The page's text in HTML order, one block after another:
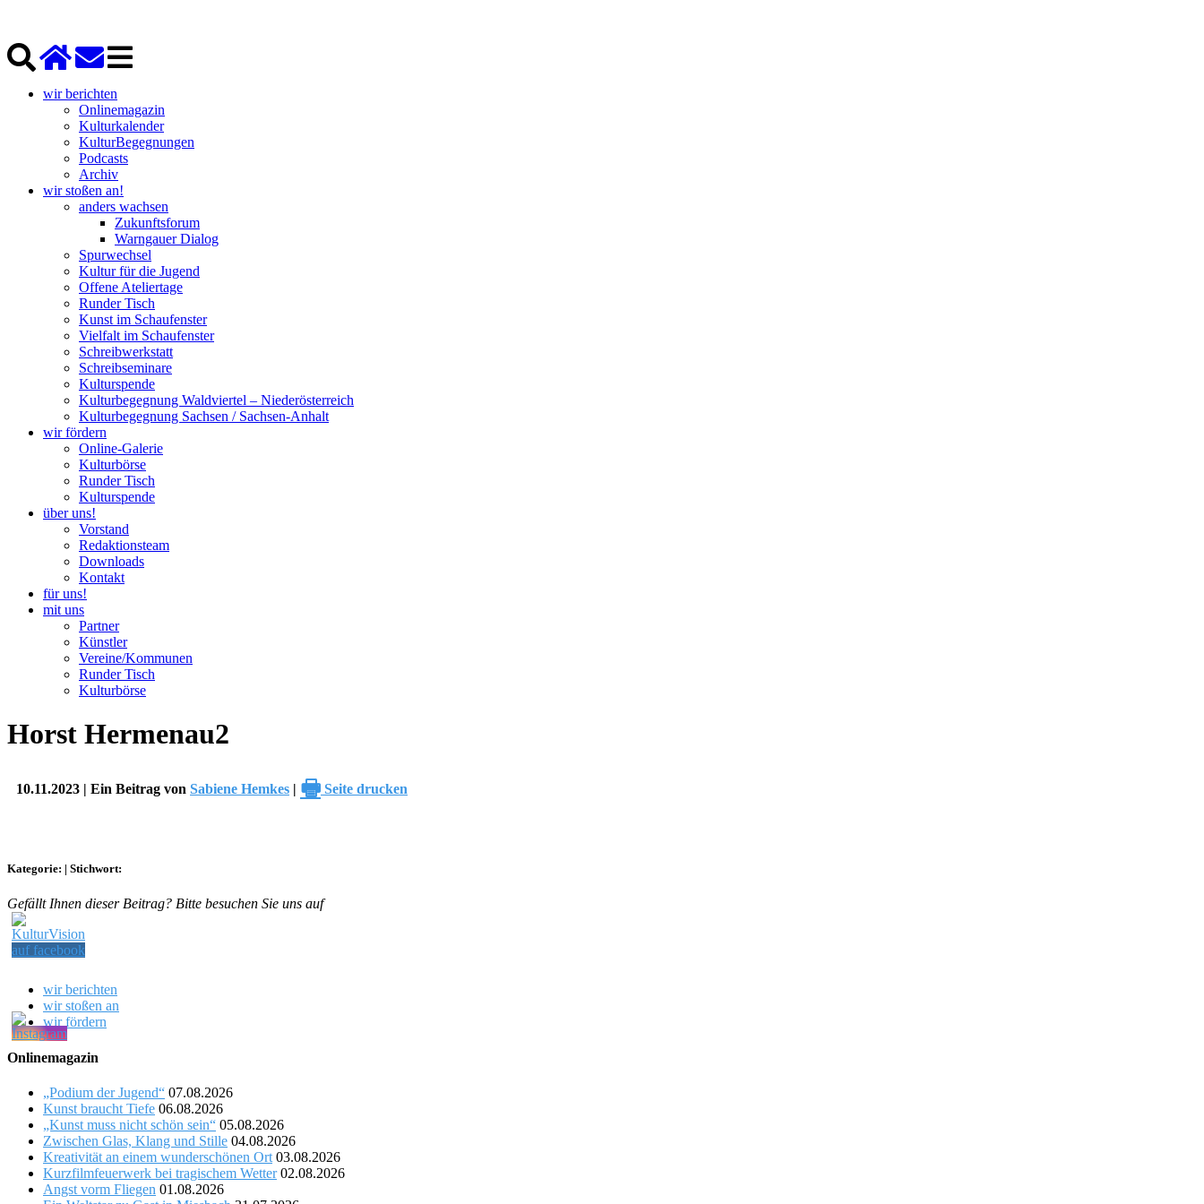
wir berichten
Onlinemagazin
Kulturkalender
KulturBegegnungen
Podcasts
Archiv
wir stoßen an!
anders wachsen
Zukunftsforum
Warngauer Dialog
Spurwechsel
Kultur für die Jugend
Offene Ateliertage
Runder Tisch
Kunst im Schaufenster
Vielfalt im Schaufenster
Schreibwerkstatt
Schreibseminare
Kulturspende
Kulturbegegnung Waldviertel – Niederösterreich
Kulturbegegnung Sachsen / Sachsen-Anhalt
wir fördern
Online-Galerie
Kulturbörse
Runder Tisch
Kulturspende
über uns!
Vorstand
Redaktionsteam
Downloads
Kontakt
für uns!
mit uns
Partner
Künstler
Vereine/Kommunen
Runder Tisch
Kulturbörse
Horst Hermenau2
10.11.2023 | Ein Beitrag von Sabiene Hemkes | 🖶 Seite drucken
Kategorie: | Stichwort:
Gefällt Ihnen dieser Beitrag? Bitte besuchen Sie uns auf
wir berichten
wir stoßen an
wir fördern
Onlinemagazin
„Podium der Jugend“ 07.08.2026
Kunst braucht Tiefe 06.08.2026
„Kunst muss nicht schön sein“ 05.08.2026
Zwischen Glas, Klang und Stille 04.08.2026
Kreativität an einem wunderschönen Ort 03.08.2026
Kurzfilmfeuerwerk bei tragischem Wetter 02.08.2026
Angst vorm Fliegen 01.08.2026